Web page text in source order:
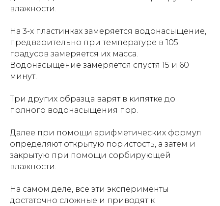
влажности.
На 3-х пластинках замеряется водонасыщение,
предварительно при температуре в 105
градусов замеряется их масса.
Водонасыщение замеряется спустя 15 и 60
минут.
Три других образца варят в кипятке до
полного водонасыщения пор.
Далее при помощи арифметических формул
определяют открытую пористость, а затем и
закрытую при помощи сорбирующей
влажности.
На самом деле, все эти эксперименты
достаточно сложные и приводят к